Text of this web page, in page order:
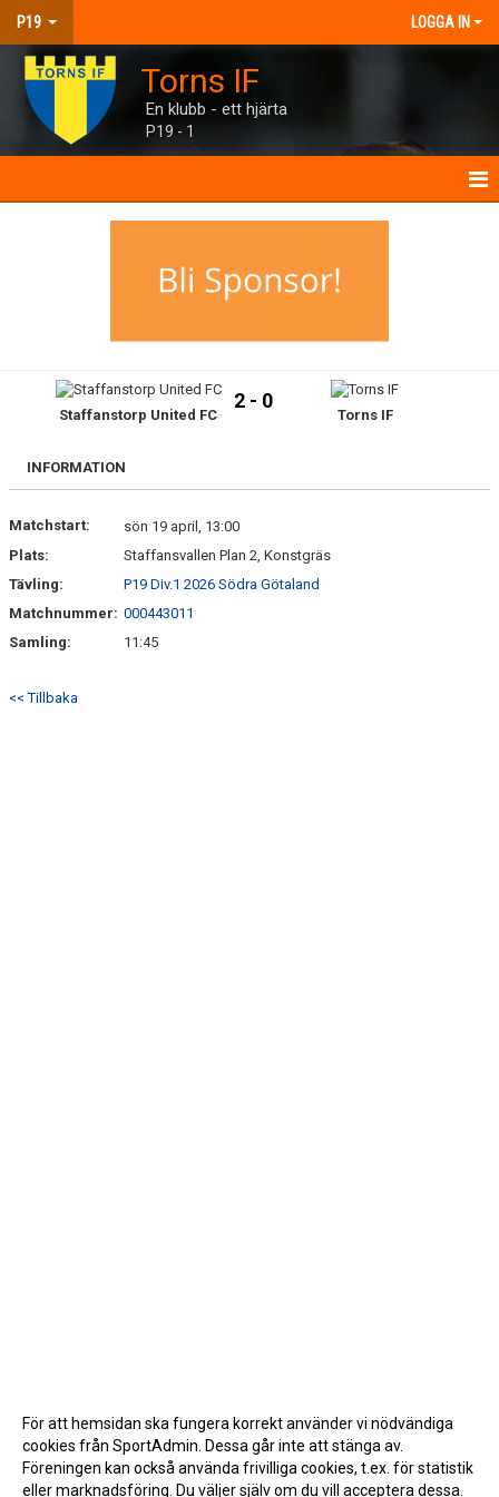
P19 LOGGA IN
Torns IF
En klubb - ett hjärta
P19 - 1
TRUPPEN
BILDGALLERI
Staffanstorp United FC
2 - 0
Torns IF
INFORMATION
Matchstart:
sön 19 april, 13:00
Plats:
Staffansvallen Plan 2, Konstgräs
Tävling:
P19 Div.1 2026 Södra Götaland
Matchnummer: 000443011
Samling:
11:45
<< Tillbaka
För att hemsidan ska fungera korrekt använder vi nödvändiga
cookies från SportAdmin. Dessa går inte att stänga av.
Föreningen kan också använda frivilliga cookies, t.ex. för statistik
eller marknadsföring. Du väljer själv om du vill acceptera dessa.